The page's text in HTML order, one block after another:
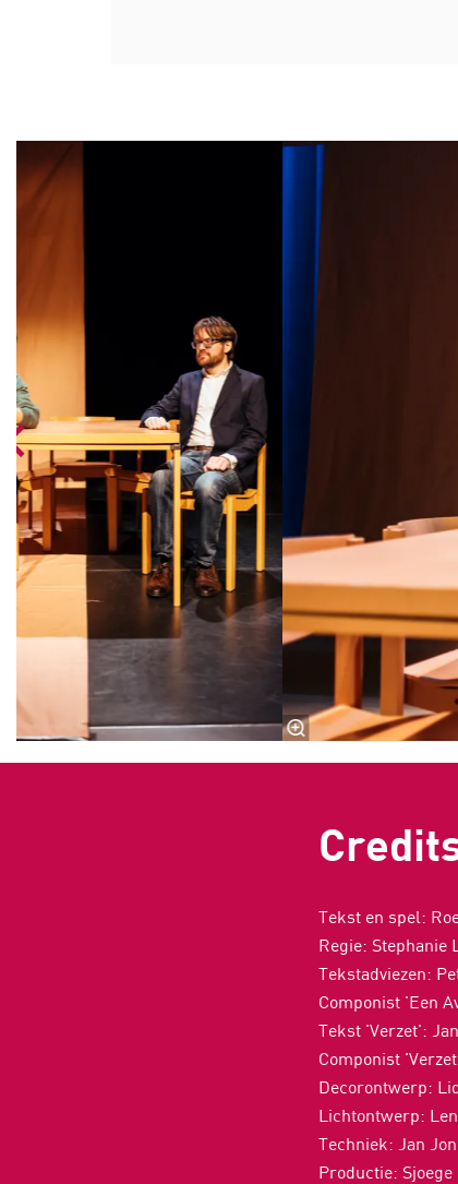
Tekst en spel:
Regie:
Tekstadviezen:
Componist 'Een
Tekst 'Verzet':
Componist
Decorontwerp:
Lichtontwerp:
Techniek: Jan
Productie: